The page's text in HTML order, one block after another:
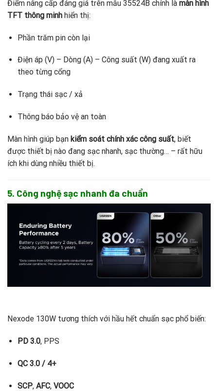
Điểm nâng cấp đáng giá trên mẫu 35524B chính là màn hình
TFT thông minh hiển thị:
Phần trăm pin còn lại
Điện áp (V) – Dòng (A) – Công suất (W) đang xuất ra
theo từng cổng
Trạng thái sạc / xả
Thông báo bảo vệ an toàn
Màn hình giúp bạn kiểm soát chính xác công suất, biết
được thiết bị nào đang sạc nhanh, sạc thường… – rất hữu
ích khi dùng nhiều thiết bị.
5. Công nghệ sạc nhanh đa chuẩn
Nexode 130W tương thích với hầu hết chuẩn sạc phổ biến:
PD 3.0, PPS
QC 3.0 / 4+
SCP, AFC, VOOC